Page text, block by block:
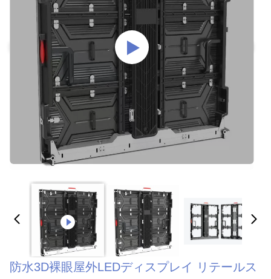
防水3D裸眼屋外LEDディスプレイ リテールス